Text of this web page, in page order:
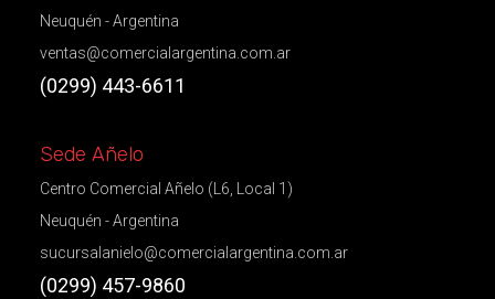
Neuquén - Argentina
ventas@comercialargentina.com.ar
(0299) 443-6611
Sede Añelo
Centro Comercial Añelo (L6, Local 1)
Neuquén - Argentina
sucursalanielo@comercialargentina.com.ar
(0299) 457-9860